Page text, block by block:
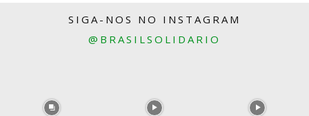
SIGA-NOS NO INSTAGRAM
@BRASILSOLIDARIO